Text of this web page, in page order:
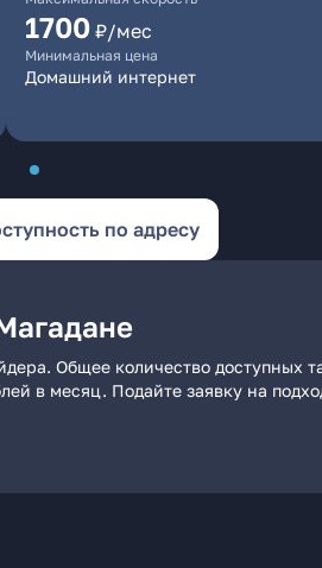
1700 ₽/мес
Минимальная цена
Домашний интернет
по адресу
Общее количество доступных
в месяц. Подайте заявку на